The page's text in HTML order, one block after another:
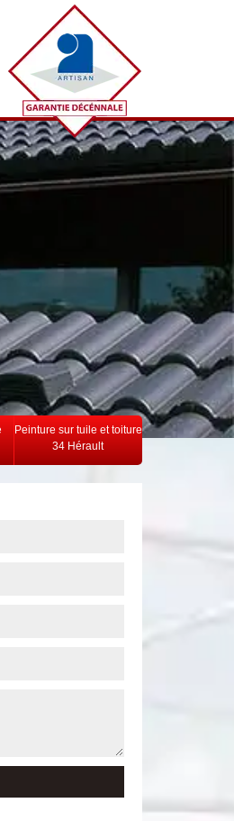
Peinture sur tuile et toiture
34 Hérault